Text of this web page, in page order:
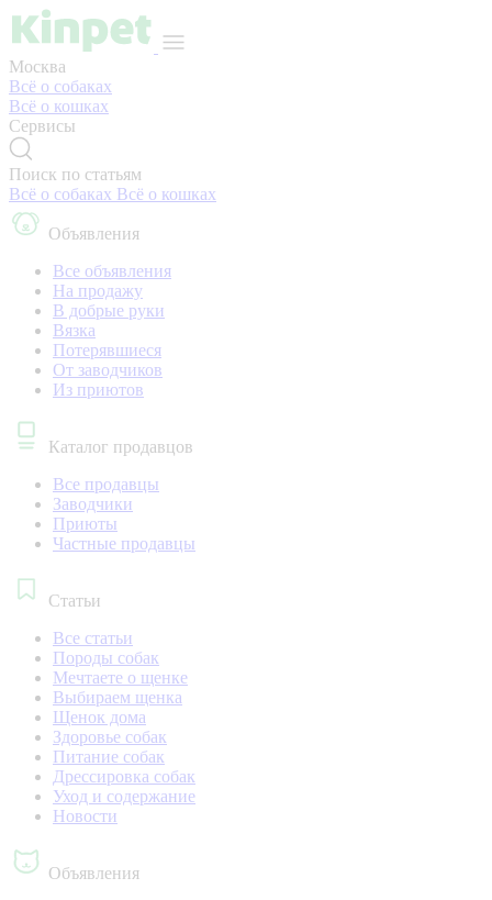
Москва
Всё о собаках
Всё о кошках
Сервисы
Поиск по статьям
Всё о собаках Всё о кошках
Объявления
Все объявления
На продажу
В добрые руки
Вязка
Потерявшиеся
От заводчиков
Из приютов
Каталог продавцов
Все продавцы
Заводчики
Приюты
Частные продавцы
Статьи
Все статьи
Породы собак
Мечтаете о щенке
Выбираем щенка
Щенок дома
Здоровье собак
Питание собак
Дрессировка собак
Уход и содержание
Новости
Объявления